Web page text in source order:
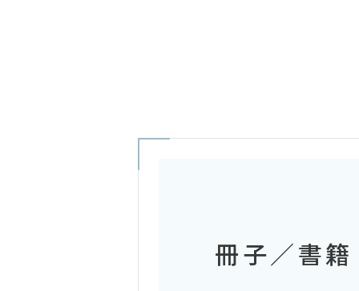
冊子／書籍